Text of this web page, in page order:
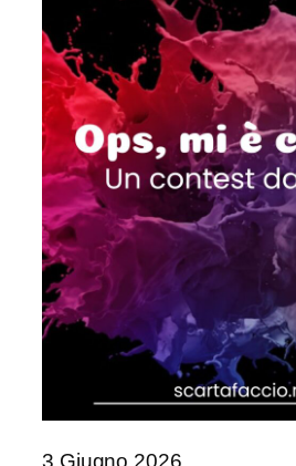
3 Giugno 2026